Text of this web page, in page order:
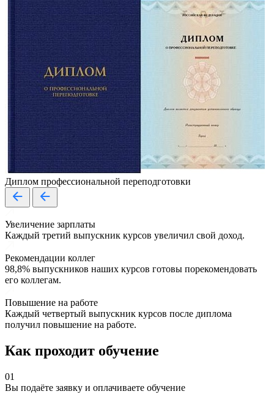
Диплом профессиональной переподготовки
Увеличение зарплаты
Каждый третий выпускник курсов увеличил свой доход.
Рекомендации коллег
98,8% выпускников наших курсов готовы порекомендовать
его коллегам.
Повышение на работе
Каждый четвертый выпускник курсов после диплома
получил повышение на работе.
Как проходит обучение
01
Вы подаёте заявку и оплачиваете обучение